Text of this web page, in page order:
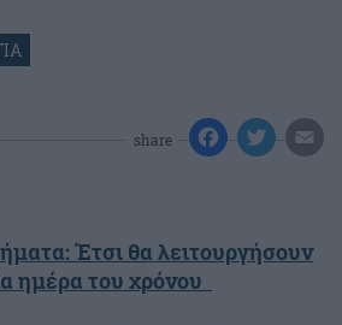
share
Έτσι θα λειτουργήσουν
ημέρα του χρόνου